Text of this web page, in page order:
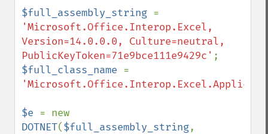
$full_assembly_string
'Microsoft.Office.Interop.Excel,
Version=14.0.0.0, Culture=neutral,
PublicKeyToken=71e9bce111e9429c'
$full_class_name
$e
DOTNET($full_assembly_string